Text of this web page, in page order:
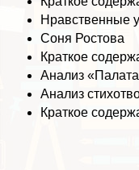
Нравственные
Соня Ростова
Краткое
Анализ
Анализ
Краткое